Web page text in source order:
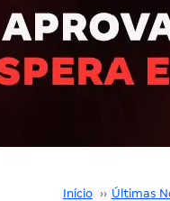
Início ›› Últimas